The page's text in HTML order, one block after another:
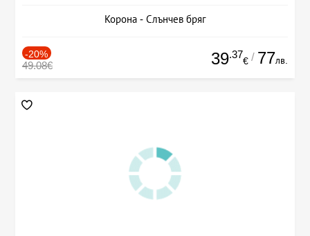
Корона - Слънчев бряг
-20%
49.08€ 39.37
€ / 77лв.